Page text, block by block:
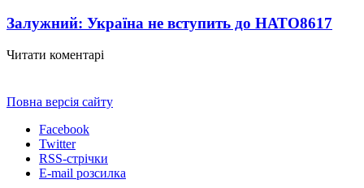
Залужний: Україна не вступить до НАТО8617
Читати коментарі
Повна версія сайту
Facebook
Twitter
RSS-стрічки
E-mail розсилка